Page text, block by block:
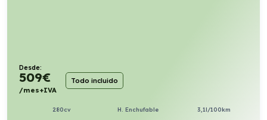
Desde:
509€
/mes+IVA
Todo incluido
280cv H. Enchufable 3,1l/100km